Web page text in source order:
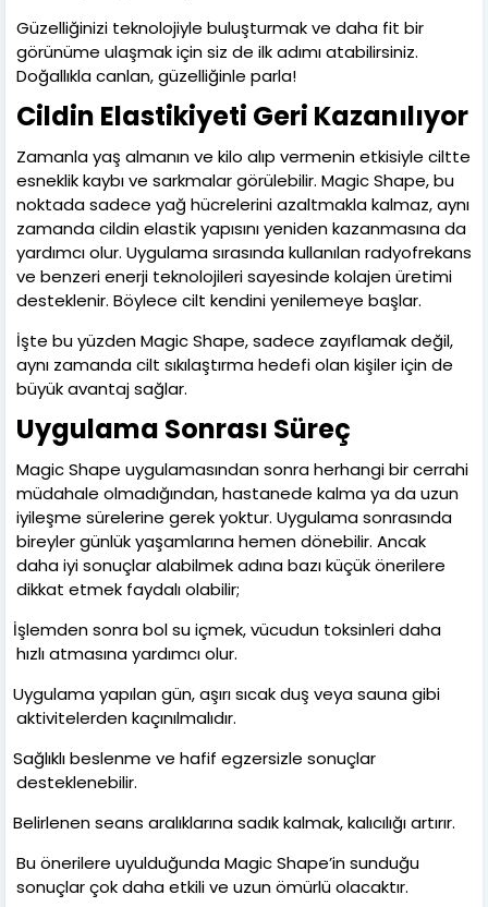
Güzelliğinizi teknolojiyle buluşturmak ve daha fit bir
görünüme ulaşmak için siz de ilk adımı atabilirsiniz.
Doğallıkla canlan, güzelliğinle parla!
Cildin Elastikiyeti Geri Kazanılıyor
Zamanla yaş almanın ve kilo alıp vermenin etkisiyle ciltte
esneklik kaybı ve sarkmalar görülebilir. Magic Shape, bu
noktada sadece yağ hücrelerini azaltmakla kalmaz, aynı
zamanda cildin elastik yapısını yeniden kazanmasına da
yardımcı olur. Uygulama sırasında kullanılan radyofrekans
ve benzeri enerji teknolojileri sayesinde kolajen üretimi
desteklenir. Böylece cilt kendini yenilemeye başlar.
İşte bu yüzden Magic Shape, sadece zayıflamak değil,
aynı zamanda cilt sıkılaştırma hedefi olan kişiler için de
büyük avantaj sağlar.
Uygulama Sonrası Süreç
Magic Shape uygulamasından sonra herhangi bir cerrahi
müdahale olmadığından, hastanede kalma ya da uzun
iyileşme sürelerine gerek yoktur. Uygulama sonrasında
bireyler günlük yaşamlarına hemen dönebilir. Ancak
daha iyi sonuçlar alabilmek adına bazı küçük önerilere
dikkat etmek faydalı olabilir;
İşlemden sonra bol su içmek, vücudun toksinleri daha
hızlı atmasına yardımcı olur.
Uygulama yapılan gün, aşırı sıcak duş veya sauna gibi
aktivitelerden kaçınılmalıdır.
Sağlıklı beslenme ve hafif egzersizle sonuçlar
desteklenebilir.
Belirlenen seans aralıklarına sadık kalmak, kalıcılığı artırır.
Bu önerilere uyulduğunda Magic Shape’in sunduğu
sonuçlar çok daha etkili ve uzun ömürlü olacaktır.